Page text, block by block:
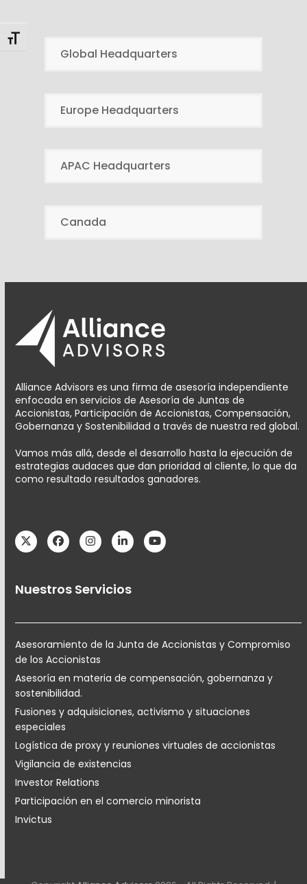
Alternar tamaño de letra
Global Headquarters
Europe Headquarters
APAC Headquarters
Canada
Alliance Advisors es una firma de asesoría independiente
enfocada en servicios de Asesoría de Juntas de
Accionistas, Participación de Accionistas, Compensación,
Gobernanza y Sostenibilidad a través de nuestra red global.
Vamos más allá, desde el desarrollo hasta la ejecución de
estrategias audaces que dan prioridad al cliente, lo que da
como resultado resultados ganadores.
TwitterFacebookInstagram
LinkedInYouTube
Nuestros Servicios
Asesoramiento de la Junta de Accionistas y Compromiso
de los Accionistas
Asesoría en materia de compensación, gobernanza y
sostenibilidad.
Fusiones y adquisiciones, activismo y situaciones
especiales
Logística de proxy y reuniones virtuales de accionistas
Vigilancia de existencias
Investor Relations
Participación en el comercio minorista
Invictus